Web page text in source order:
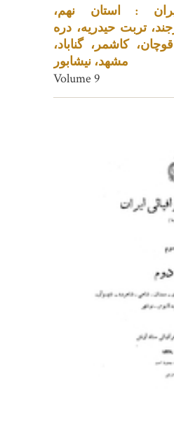
: استان نهم،
تربت حیدریه، دره
کاشمر، گناباد،
مشهد، نیشابور
Volume 9